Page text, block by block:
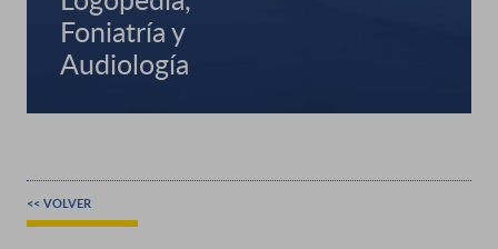
Foniatría y
Audiología
<< VOLVER